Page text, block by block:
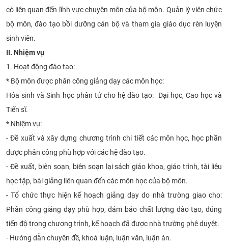
HTQT
CỰU NGƯỜI HỌC
có liên quan đến lĩnh vực chuyên môn của bộ môn. Quản lý viên chức
bộ môn, đào tạo bồi dưỡng cán bộ và tham gia giáo dục rèn luyện
sinh viên.
II. Nhiệm vụ
1. Hoạt động đào tạo:
* Bộ môn được phân công giảng dạy các môn học:
Hóa sinh và Sinh học phân tử cho hệ đào tạo: Đại học, Cao học và
Tiến sĩ.
* Nhiệm vụ:
- Đề xuất và xây dựng chương trình chi tiết các môn học, học phần
được phân công phù hợp với các hệ đào tạo.
- Đề xuất, biên soạn, biên soạn lại sách giáo khoa, giáo trình, tài liệu
học tập, bài giảng liên quan đến các môn học của bộ môn.
- Tổ chức thực hiện kế hoạch giảng dạy do nhà trường giao cho:
Phân công giảng dạy phù hợp, đảm bảo chất lượng đào tạo, đúng
tiến độ trong chương trình, kế hoạch đã được nhà trường phê duyệt.
- Hướng dẫn chuyên đề, khoá luận, luận văn, luận án.